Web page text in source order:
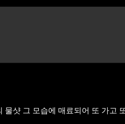
물샷 그 모습에 매료되어 또 가고